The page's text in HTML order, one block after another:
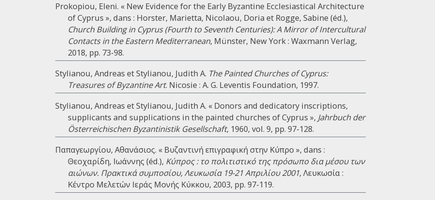
Prokopiou, Eleni. « New Evidence for the Early Byzantine Ecclesiastical Architecture
of Cyprus », dans : Horster, Marietta, Nicolaou, Doria et Rogge, Sabine (éd.),
Church Building in Cyprus (Fourth to Seventh Centuries): A Mirror of Intercultural
Contacts in the Eastern Mediterranean, Münster, New York : Waxmann Verlag,
2018, pp. 73-98.
Stylianou, Andreas et Stylianou, Judith A. The Painted Churches of Cyprus:
Treasures of Byzantine Art. Nicosie : A. G. Leventis Foundation, 1997.
Stylianou, Andreas et Stylianou, Judith A. « Donors and dedicatory inscriptions,
supplicants and supplications in the painted churches of Cyprus », Jahrbuch der
Österreichischen Byzantinistik Gesellschaft, 1960, vol. 9, pp. 97-128.
Παπαγεωργίου, Αθανάσιος. « Βυζαντινή επιγραφική στην Κύπρο », dans :
Θεοχαρίδη, Ιωάννης (éd.), Κύπρος : το πολιτιστικό της πρόσωπο δια μέσου των
αιώνων. Πρακτικά συμποσίου, Λευκωσία 19-21 Απριλίου 2001, Λευκωσία :
Κέντρο Μελετών Ιεράς Μονής Κύκκου, 2003, pp. 97-119.